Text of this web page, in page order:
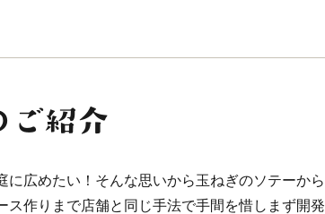
に広めたい！そんな思いから玉ねぎのソテーから
ス作りまで店舗と同じ手法で手間を惜しまず開発